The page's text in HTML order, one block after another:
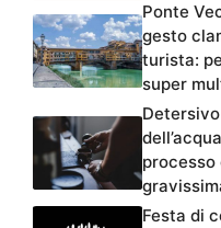
Ponte
gesto
turista:
super
processo
Festa di